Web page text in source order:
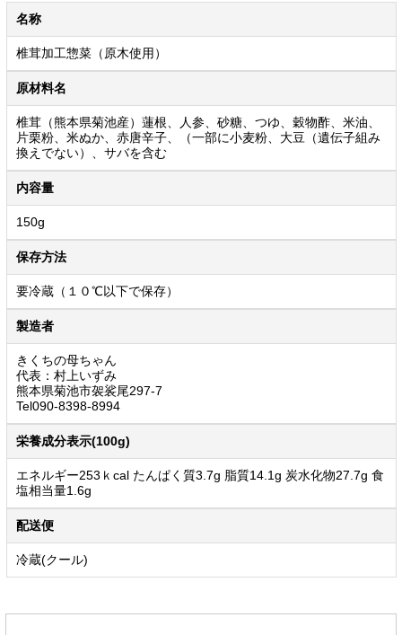
名称
椎茸加工惣菜（原木使用）
原材料名
椎茸（熊本県菊池産）蓮根、人参、砂糖、つゆ、穀物酢、米油、
片栗粉、米ぬか、赤唐辛子、（一部に小麦粉、大豆（遺伝子組み
換えでない）、サバを含む
内容量
150g
保存方法
要冷蔵（１０℃以下で保存）
製造者
きくちの母ちゃん
代表：村上いずみ
熊本県菊池市袈裟尾297-7
Tel090-8398-8994
栄養成分表示(100g)
エネルギー253ｋcal たんぱく質3.7g 脂質14.1g 炭水化物27.7g 食
塩相当量1.6g
配送便
冷蔵(クール)